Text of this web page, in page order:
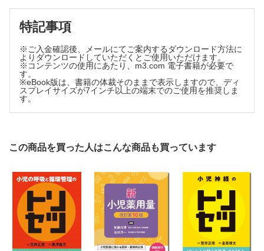
3)非観血的整復術時の媒体(造影剤)
CQ30 X線透視下非観血的整復術に媒体(造影剤)として何を用いるべき
か?
CQ31 X線透視下非観血的整復術に媒体として空気,水溶性造影剤のどち
らを用いるべきか?
CQ32 超音波下非観血的整復術に媒体として何を用いるべきか?
4)整復圧
CQ33 腸重積症を整復する際の圧はどれくらいが適切か?
5)整復回数,整復時間
CQ36 どのような症例に非観血的整復による腸管穿孔が起こりやすいか
7)delayed repeat enema(DRE)
CQ37 delayed repeat enema(DRE)は非観血的整復の整復率を改善する
か?
3 非観血的整復後の管理
1)入院
CQ38 非観血的整復後に入院が必要か?
2)抗菌薬投与
CQ39 非観血的整復前後に抗菌薬の投与が必要か?
第4章 小児腸重積症の診断
CQ9 腸重積症の診断に下記の症状の評価は有用か?
①腹痛,②嘔吐,③血便,④活気不良
CQ10 腸重積症の診断に身体診察は有用か?
CQ11 腸重積症の診断に浣腸による便性の確認は有用か?
CQ12 腸重積症の診断に血液検査は有用か?
①腹部単純 X線写真,②超音波検査,③ CT検査,④注腸造影検査
1 重症度判定
CQ14 小児腸重積症の重症度の評価基準は何か?
CQ15 臨床症状,臨床所見と重症度は関連するか?
3 臨床検査
CQ16 臨床検査と重症度は関連するか?
4 画像検査
1)腹部単純X線写真
CQ17 腹部単純 X線写真と重症度は関連するか?
特記事項
※ご入金確認後、メールにてご案内するダウンロード方法に
よりダウンロードしていただくとご使用いただけます。
※コンテンツの使用にあたり、m3.com 電子書籍が必要で
す。
※eBook版は、書籍の体裁そのままで表示しますので、ディ
スプレイサイズが7インチ以上の端末でのご使用を推奨しま
す。
この商品を買った人はこんな商品も買っています